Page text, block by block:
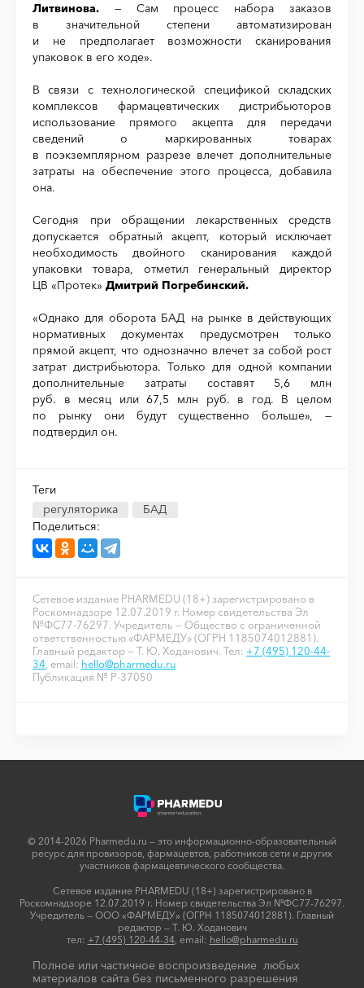
Литвинова. — Сам процесс набора заказов
в значительной степени автоматизирован
и не предполагает возможности сканирования
упаковок в его ходе».
В связи с технологической спецификой складских
комплексов фармацевтических дистрибьюторов
использование прямого акцепта для передачи
сведений о маркированных товарах
в поэкземплярном разрезе влечет дополнительные
затраты на обеспечение этого процесса, добавила
она.
Сегодня при обращении лекарственных средств
допускается обратный акцепт, который исключает
необходимость двойного сканирования каждой
упаковки товара, отметил генеральный директор
ЦВ «Протек» Дмитрий Погребинский.
«Однако для оборота БАД на рынке в действующих
нормативных документах предусмотрен только
прямой акцепт, что однозначно влечет за собой рост
затрат дистрибьютора. Только для одной компании
дополнительные затраты составят 5,6 млн
руб. в месяц или 67,5 млн руб. в год. В целом
по рынку они будут существенно больше», —
подтвердил он.
Теги
регуляторика
БАД
Поделиться:
Сетевое издание PHARMEDU (18+) зарегистрировано в
Роскомнадзоре 12.07.2019 г. Номер свидетельства Эл
№ФС77-76297. Учредитель — Общество с ограниченной
ответственностью «ФАРМЕДУ» (ОГРН 1185074012881).
Главный редактор — Т. Ю. Ходанович. Тел: +7 (495) 120-44-
34 , email: hello@pharmedu.ru
Публикация № P-37050
© 2014-2026 Pharmedu.ru — это информационно-образовательный
ресурс для провизоров, фармацевтов, работников сети и других
участников фармацевтического сообщества.
Сетевое издание PHARMEDU (18+) зарегистрировано в
Роскомнадзоре 12.07.2019 г. Номер свидетельства Эл №ФС77-76297.
Учредитель — ООО «ФАРМЕДУ» (ОГРН 1185074012881). Главный
редактор — Т. Ю. Ходанович
тел: +7 (495) 120-44-34, email: hello@pharmedu.ru
Полное или частичное воспроизведение любых
материалов сайта без письменного разрешения